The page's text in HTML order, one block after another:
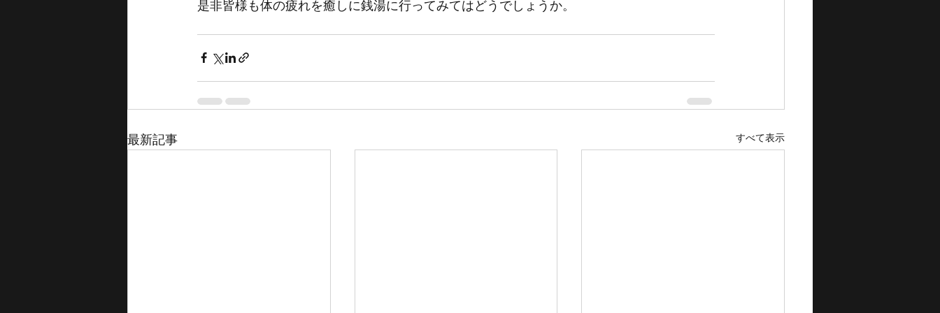
是非皆様も体の疲れを癒しに銭湯に行ってみてはどうでしょうか。
最新記事 すべて表示